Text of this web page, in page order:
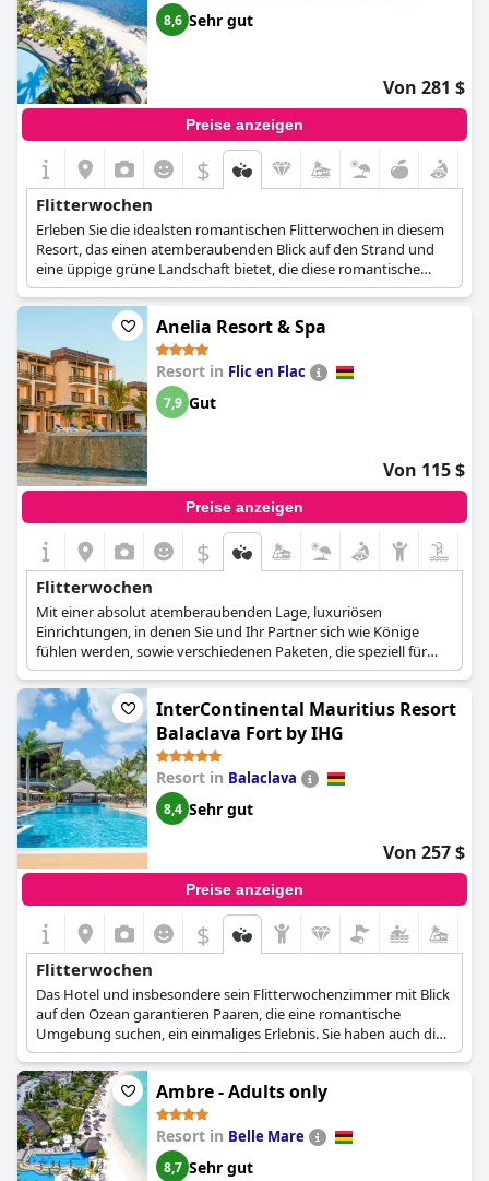
8,6 Sehr gut
Von 281 $
Preise anzeigen
$
Flitterwochen
Erleben Sie die idealsten romantischen Flitterwochen in diesem
Resort, das einen atemberaubenden Blick auf den Strand und
eine üppige grüne Landschaft bietet, die diese romantische
Reise so einzigartig wie möglich macht.
Anelia Resort & Spa
Resort in Flic en Flac
7,9 Gut
Von 115 $
Preise anzeigen
$
Flitterwochen
Mit einer absolut atemberaubenden Lage, luxuriösen
Einrichtungen, in denen Sie und Ihr Partner sich wie Könige
fühlen werden, sowie verschiedenen Paketen, die speziell für
frisch verheiratete Paare entwickelt wurden, ist dieses Hotel
geradezu ideal für die romantischste Flitterwochenreise.
InterContinental Mauritius Resort
Balaclava Fort by IHG
Resort in Balaclava
8,4 Sehr gut
Von 257 $
Preise anzeigen
$
Flitterwochen
Das Hotel und insbesondere sein Flitterwochenzimmer mit Blick
auf den Ozean garantieren Paaren, die eine romantische
Umgebung suchen, ein einmaliges Erlebnis. Sie haben auch die
Qual der Wahl, wenn es darum geht, zu essen oder etwas zu
unternehmen, denn das Hotel bietet zahlreiche Restaurants,
Bars, Wassersportmöglichkeiten, ein Spa und Swimmingpools.
Ambre - Adults only
Resort in Belle Mare
8,7 Sehr gut